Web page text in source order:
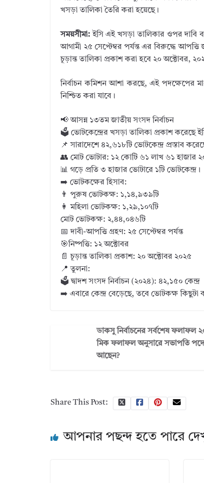
খসড়া তালিকা তৈরি করা হয়েছে।
সময়সীমা: ইসি এই খসড়া তালিকার ওপর দাবি
আগামী ২৫ সেপ্টেম্বর পর্যন্ত এর বিরুদ্ধে
চূড়ান্ত তালিকা প্রকাশ করা হবে ২০ অক্টোবর,
নির্বাচন কমিশন আশা করছে, এই পদক্ষেপের
নিশ্চিত করা যাবে।
📢 আসন্ন ১৩তম জাতীয় সংসদ নির্বাচন
🗳️ ভোটকেন্দ্রের খসড়া তালিকা প্রকাশ করেছে
📌 সারাদেশে ৪২,৬১৮টি ভোটকেন্দ্র প্রস্তাব
👥 মোট ভোটার: ১২ কোটি ৬১ লাখ ৬১ হাজার
📊 গড়ে প্রতি ৩ হাজার ভোটারে ১টি ভোটকেন্দ্র।
➡️ ভোটকক্ষের হিসাব:
👨 পুরুষ ভোটকক্ষ: ১,১৪,৯৩৯টি
👩 মহিলা ভোটকক্ষ: ১,২৯,১০৭টি
মোট ভোটকক্ষ: ২,৪৪,০৪৬টি
📅 দাবী-আপত্তি গ্রহণ: ২৫ সেপ্টেম্বর পর্যন্ত
🎯নিষ্পত্তি: ১২ অক্টোবর
📄 চূড়ান্ত তালিকা প্রকাশ: ২০ অক্টোবর ২০২৫
📍 তুলনা:
🗳️ দ্বাদশ সংসদ নির্বাচন (২০২৪): ৪২,১৫০ কেন্দ্র
➡️ এবারে কেন্দ্র বেড়েছে, তবে ভোটকক্ষ কিছুটা
ডাকসু নির্বাচনের সর্বশেষ ফলাফল
মিক ফলাফল অনুসারে সভাপতি
আছেন?
Share This Post:
আপনার পছন্দ হতে পারে